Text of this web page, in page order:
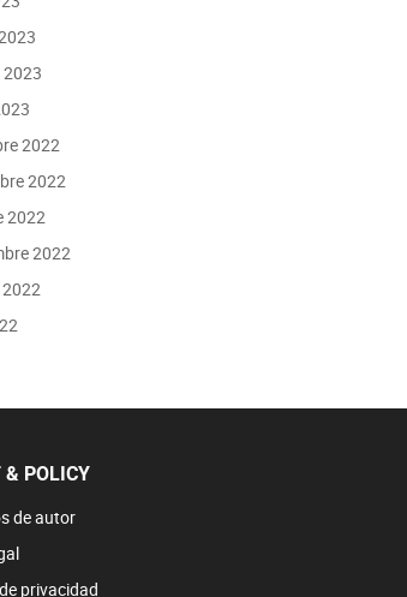
2022
2022
2022
2022
POLICY
de autor
privacidad